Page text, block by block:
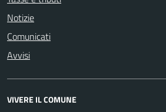
Notizie
Comunicati
Avvisi
VIVERE IL COMUNE